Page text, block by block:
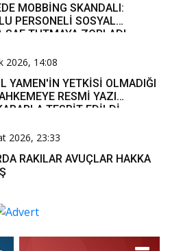
MOBBİNG SKANDALI:
PERSONELİ SOSYAL
SAF TUTMAYA ZORLADI
2026, 14:08
YAMEN'İN YETKİSİ OLMADIĞI
RESMİ YAZI
TESPİT EDİLDİ
2026, 23:33
RAKILAR AVUÇLAR HAKKA